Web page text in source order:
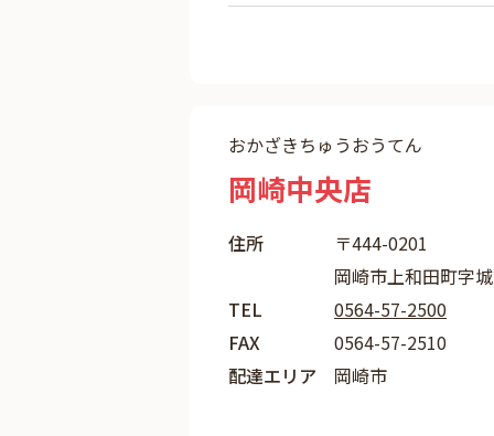
おかざきちゅうおうてん
岡崎中央店
住所
〒444-0201
岡崎市上和田町字
TEL
0564-57-2500
FAX
0564-57-2510
配達エリア
岡崎市